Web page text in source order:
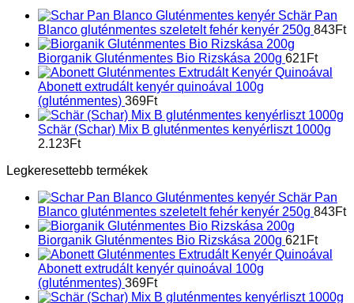
Schär Pan
Blanco gluténmentes szeletelt fehér kenyér 250g 843Ft
Biorganik Gluténmentes Bio Rizskása 200g 621Ft
Abonett extrudált kenyér quinoával 100g
(gluténmentes) 369Ft
Schär (Schar) Mix B gluténmentes kenyérliszt 1000g
2.123Ft
Legkeresettebb termékek
Schär Pan
Blanco gluténmentes szeletelt fehér kenyér 250g 843Ft
Biorganik Gluténmentes Bio Rizskása 200g 621Ft
Abonett extrudált kenyér quinoával 100g
(gluténmentes) 369Ft